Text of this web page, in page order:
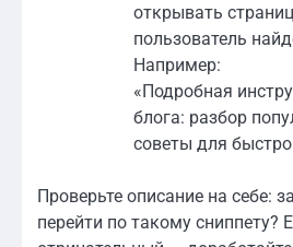
открывать
пользователь
Например:
«Подробная
блога: разбор
советы для
Проверьте описание на себе:
перейти по такому сниппету?